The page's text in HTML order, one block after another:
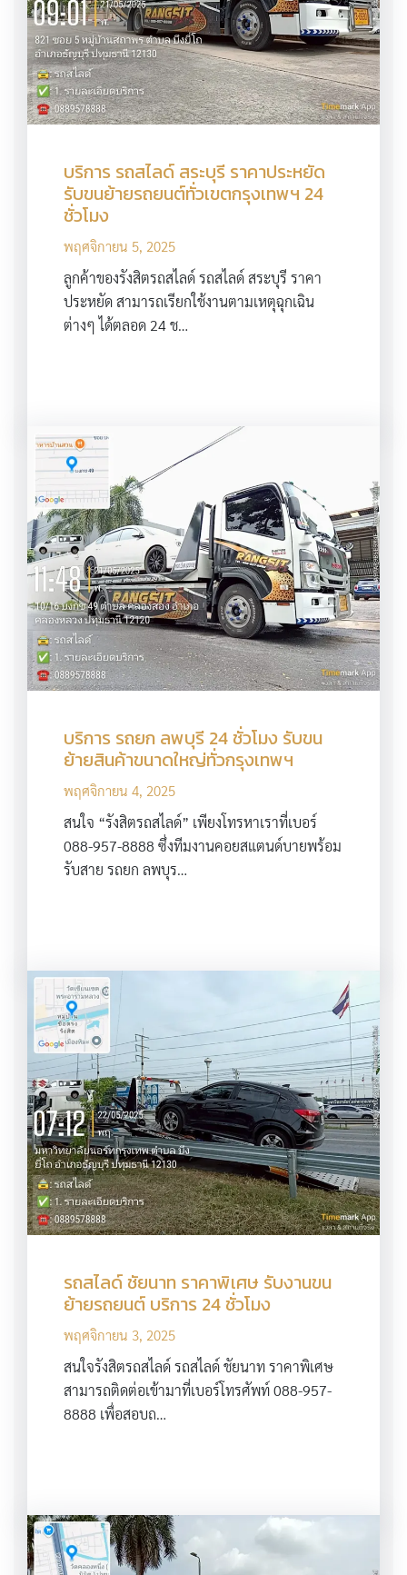
บริการ รถสไลด์ สระบุรี ราคาประหยัด
รับขนย้ายรถยนต์ทั่วเขตกรุงเทพฯ 24
ชั่วโมง
พฤศจิกายน 5, 2025
ลูกค้าของรังสิตรถสไลด์ รถสไลด์ สระบุรี ราคา
ประหยัด สามารถเรียกใช้งานตามเหตุฉุกเฉิน
ต่างๆ ได้ตลอด 24 ช…
บริการ รถยก ลพบุรี 24 ชั่วโมง รับขน
ย้ายสินค้าขนาดใหญ่ทั่วกรุงเทพฯ
พฤศจิกายน 4, 2025
สนใจ “รังสิตรถสไลด์” เพียงโทรหาเราที่เบอร์
088-957-8888 ซึ่งทีมงานคอยสแตนด์บายพร้อม
รับสาย รถยก ลพบุร…
รถสไลด์ ชัยนาท ราคาพิเศษ รับงานขน
ย้ายรถยนต์ บริการ 24 ชั่วโมง
พฤศจิกายน 3, 2025
สนใจรังสิตรถสไลด์ รถสไลด์ ชัยนาท ราคาพิเศษ
สามารถติดต่อเข้ามาที่เบอร์โทรศัพท์ 088-957-
8888 เพื่อสอบถ…